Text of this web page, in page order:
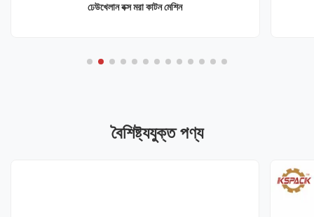
ঢেউখেলান বক্স মরা কাটন মেশিন
বৈশিষ্ট্যযুক্ত পণ্য